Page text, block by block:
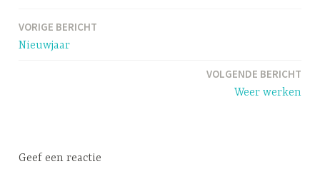
h
e
Bericht
navigatie
VORIGE BERICHT
Nieuwjaar
VOLGENDE BERICHT
Weer werken
Geef een reactie